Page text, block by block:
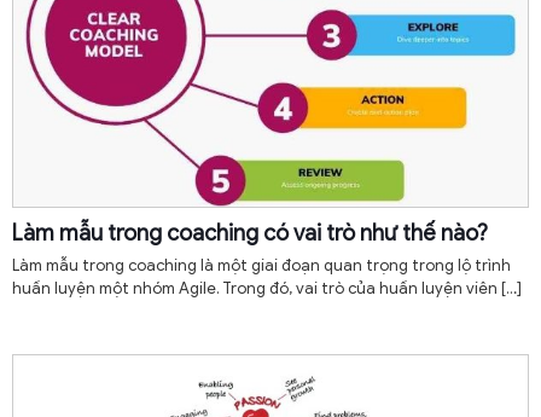
Làm mẫu trong coaching có vai trò như thế nào?
Làm mẫu trong coaching là một giai đoạn quan trọng trong lộ trình
huấn luyện một nhóm Agile. Trong đó, vai trò của huấn luyện viên […]